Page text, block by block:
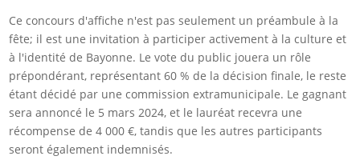
Ce concours d'affiche n'est pas seulement un préambule à la
fête; il est une invitation à participer activement à la culture et
à l'identité de Bayonne. Le vote du public jouera un rôle
prépondérant, représentant 60 % de la décision finale, le reste
étant décidé par une commission extramunicipale. Le gagnant
sera annoncé le 5 mars 2024, et le lauréat recevra une
récompense de 4 000 €, tandis que les autres participants
seront également indemnisés.